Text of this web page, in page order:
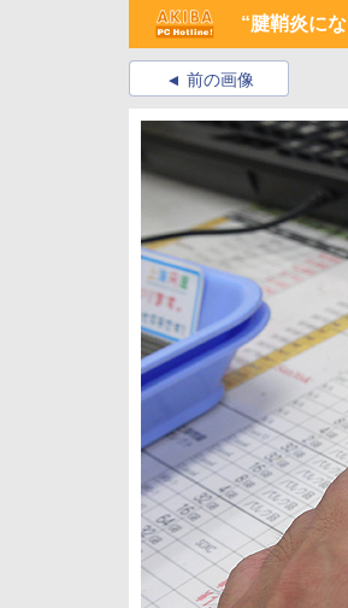
“腱鞘炎に
前の画像